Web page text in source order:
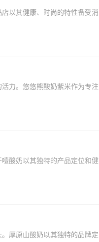
以其健康、时尚的特性备受消
力。悠悠熊酸奶紫米作为专注
酸奶以其独特的产品定位和健
厚原山酸奶以其独特的品牌定